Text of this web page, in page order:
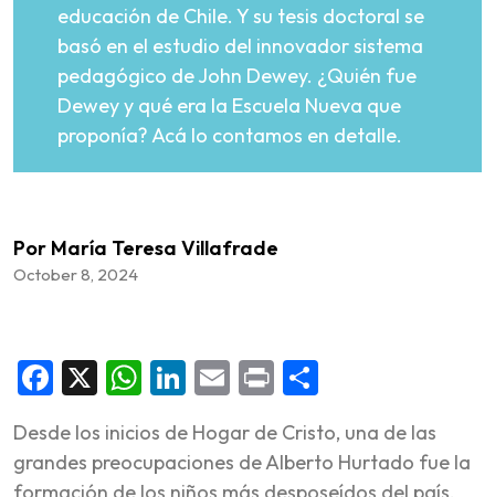
educación de Chile. Y su tesis doctoral se
basó en el estudio del innovador sistema
pedagógico de John Dewey. ¿Quién fue
Dewey y qué era la Escuela Nueva que
proponía? Acá lo contamos en detalle.
Por María Teresa Villafrade
October 8, 2024
Facebook
X WhatsApp
LinkedIn
Email
Print
Desde los inicios de Hogar de Cristo, una de las
grandes preocupaciones de Alberto Hurtado fue la